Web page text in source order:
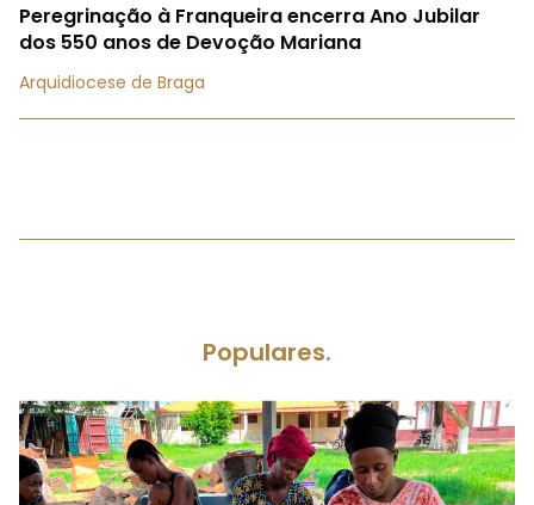
Peregrinação à Franqueira encerra Ano Jubilar
dos 550 anos de Devoção Mariana
Arquidiocese de Braga
Populares.